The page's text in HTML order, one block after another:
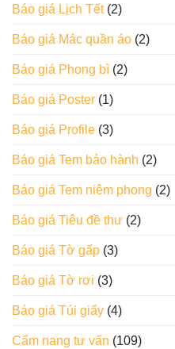
Báo giá Lịch Tết(2)
Báo giá Mác quần áo (2)
Báo giá Phong bì (2)
Báo giá Poster (1)
Báo giá Profile (3)
Báo giá Tem bảo hành (2)
Báo giá Tem niêm phong (2)
Báo giá Tiêu đề thư (2)
Báo giá Tờ gấp (3)
Báo giá Tờ rơi (3)
Báo giá Túi giấy (4)
Cẩm nang tư vấn (109)